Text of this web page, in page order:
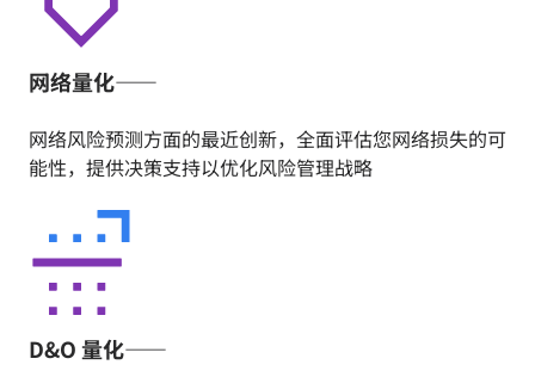
网络量化——
网络风险预测方面的最近创新，全面评估您网络损失的可
能性，提供决策支持以优化风险管理战略
D&O 量化——